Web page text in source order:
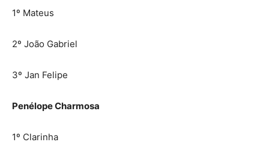
1º Mateus
2º João Gabriel
3º Jan Felipe
Penélope Charmosa
1º Clarinha